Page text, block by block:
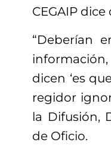
CEGAIP
“Deberían
dicen ‘es
regidor
la Difusión,
de Oficio.